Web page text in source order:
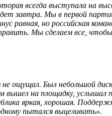
всегда выступала на
завтра. Мы в первой
равная, но российская
Мы сделаем все,
ощущал. Был небольшой
на площадку, услышал
яркая, хорошая.
пытался выцеливать».